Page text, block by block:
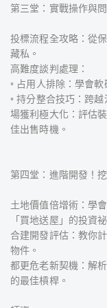
第三堂：實戰操作與
投標流程全攻略：從
藏私。
高難度談判處理：
◦ 占用人排除：學會
◦ 持分整合技巧：跨
場獲利極大化：評估
佳出售時機。
第四堂：進階開發！
土地價值倍增術：學
「買地送屋」的投資
合建開發評估：教你
物件。
都更危老新契機：解
的最佳槓桿。